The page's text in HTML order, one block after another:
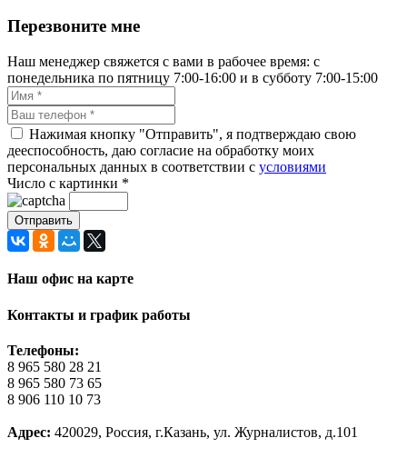
Перезвоните мне
Наш менеджер свяжется с вами в рабочее время: с
понедельника по пятницу 7:00-16:00 и в субботу 7:00-15:00
Нажимая кнопку "Отправить", я подтверждаю свою
дееспособность, даю согласие на обработку моих
персональных данных в соответствии с условиями
Число с картинки *
Наш офис на карте
Контакты и график работы
Телефоны:
8 965 580 28 21
8 965 580 73 65
8 906 110 10 73
Адрес: 420029, Россия, г.Казань, ул. Журналистов, д.101